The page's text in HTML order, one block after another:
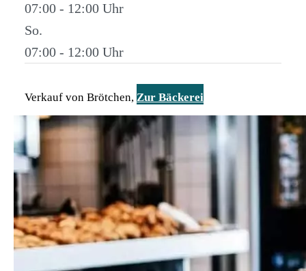
07:00 - 12:00
So.
07:00 - 12:00
Verkauf von Brötchen, Zur Bäckerei